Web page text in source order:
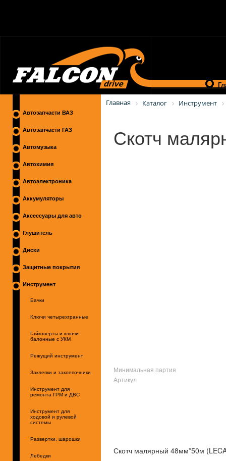
Автозапчасти ВАЗ
Автозапчасти ГАЗ
Автомузыка
Автохимия
Автоэлектроника
Аккумуляторы
Аксессуары для авто
Глушитель
Диски
Защитные покрытия
Инструмент
Бачки
Ключи четырехгранные
Гайковерты и ключи
балонные с УКМ
Режущий инструмент
Заклепки и заклепочники
Инструмент для
ремонта ГРМ и ДВС
Инструмент для
ходовой и рулевой
системы
Развертки, шарошки
Лебедки
Главная Каталог Инструмент
Скотч
Минимальная партия
Артикул
Скотч малярный 48мм*50м